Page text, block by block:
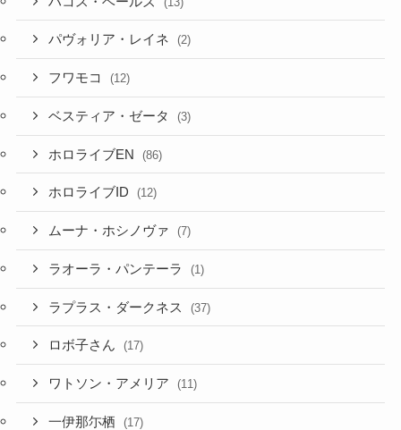
パヴォリア・レイネ (2)
フワモコ (12)
ベスティア・ゼータ (3)
ホロライブEN (86)
ホロライブID (12)
ムーナ・ホシノヴァ (7)
ラオーラ・パンテーラ (1)
ラプラス・ダークネス (37)
ロボ子さん (17)
ワトソン・アメリア (11)
一伊那尓栖 (17)